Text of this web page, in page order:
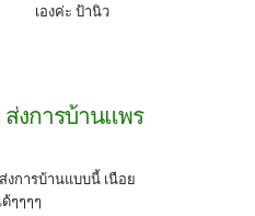
เองค่ะ ป้านิว
ส่งการบ้านแพร
งการบ้านแบบนี้ เนือย
ด้ๆๆๆๆ